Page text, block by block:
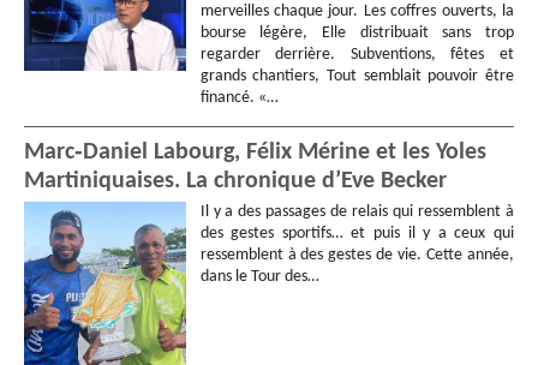
merveilles chaque jour. Les coffres ouverts, la
bourse légère, Elle distribuait sans trop
regarder derrière. Subventions, fêtes et
grands chantiers, Tout semblait pouvoir être
financé. «…
Marc‑Daniel Labourg, Félix Mérine et les Yoles
Martiniquaises. La chronique d’Eve Becker
Il y a des passages de relais qui ressemblent à
des gestes sportifs… et puis il y a ceux qui
ressemblent à des gestes de vie. Cette année,
dans le Tour des…